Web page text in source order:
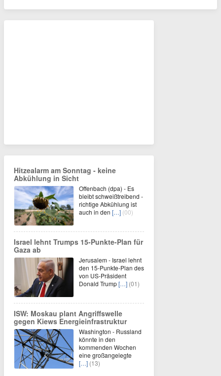
Hitzealarm am Sonntag - keine
Abkühlung in Sicht
Offenbach (dpa) - Es
bleibt schweißtreibend -
richtige Abkühlung ist
auch in den […] (00)
Israel lehnt Trumps 15-Punkte-Plan für
Gaza ab
Jerusalem - Israel lehnt
den 15-Punkte-Plan des
von US-Präsident
Donald Trump[…] (01)
ISW: Moskau plant Angriffswelle
gegen Kiews Energieinfrastruktur
Washington - Russland
könnte in den
kommenden Wochen
eine großangelegte
[…] (13)